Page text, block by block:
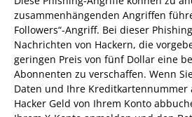
zusammenhängenden Angriffen
Followers“-Angriff. Bei dieser
Nachrichten von Hackern, die
geringen Preis von fünf Dollar eine
Abonnenten zu verschaffen. Wenn
Daten und Ihre Kreditkartennummer
Hacker Geld von Ihrem Konto